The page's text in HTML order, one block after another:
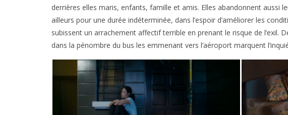
derrières elles maris, enfants, famille et amis. Elles abandonnent aussi
ailleurs pour une durée indéterminée, dans l’espoir d’améliorer les
subissent un arrachement affectif terrible en prenant le risque de l’exil.
dans la pénombre du bus les emmenant vers l’aéroport marquent